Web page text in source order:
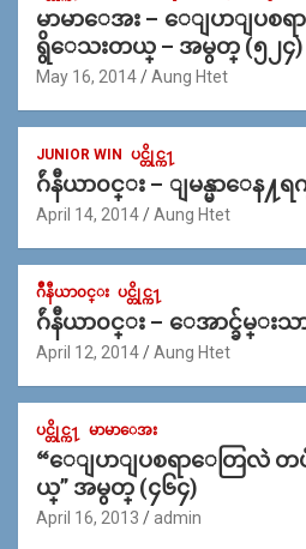
မာမာေအး – ေျပာျပစ
ရွိေသးတယ္ – အမွတ္ (၅၂၄)
May 16, 2014 Aung Htet
JUNIOR WIN ပင္တိုင္က႑
ဂ်ဴနီယာ၀င္း – ျမန္မာေန႔ရ
April 14, 2014 Aung Htet
ဂ်ဳနီယာ၀င္း ပင္တိုင္က႑
ဂ်ဴနီယာ၀င္း – ေအာင္ခ်မ္း
April 12, 2014 Aung Htet
ပင္တိုင္က႑ မာမာေအး
“ေျပာျပစရာေတြလဲ
ယ္” အမွတ္ (၄၆၄)
April 16, 2013 admin